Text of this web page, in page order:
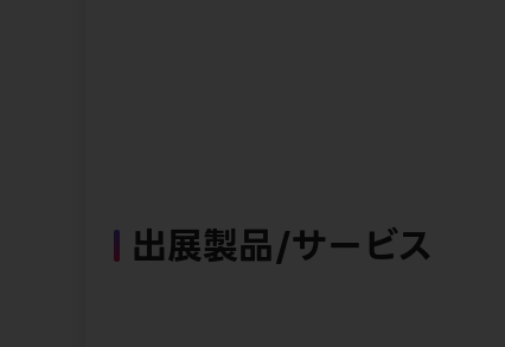
出展製品/サービス